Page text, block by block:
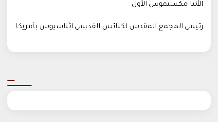
الأنبا مكسيموس الأول
رئيس المجمع المقدس لكنائس القديس اثناسيوس بأمريكا